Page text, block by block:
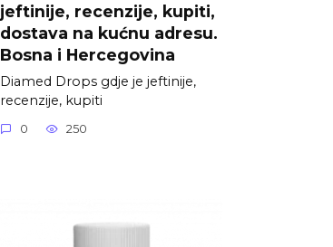
jeftinije, recenzije, kupiti,
dostava na kućnu adresu.
Bosna i Hercegovina
Diamed Drops gdje je jeftinije,
recenzije, kupiti
0 250